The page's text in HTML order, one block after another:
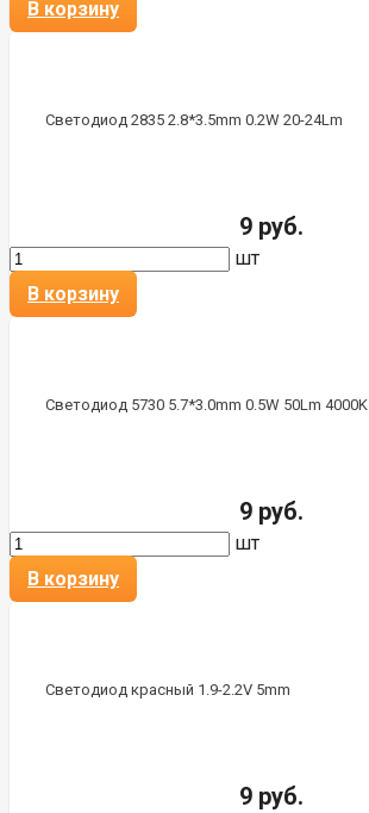
В корзину
Светодиод 2835 2.8*3.5mm 0.2W 20-24Lm
9 руб.
шт
В корзину
Светодиод 5730 5.7*3.0mm 0.5W 50Lm 4000K
9 руб.
шт
В корзину
Светодиод красный 1.9-2.2V 5mm
9 руб.